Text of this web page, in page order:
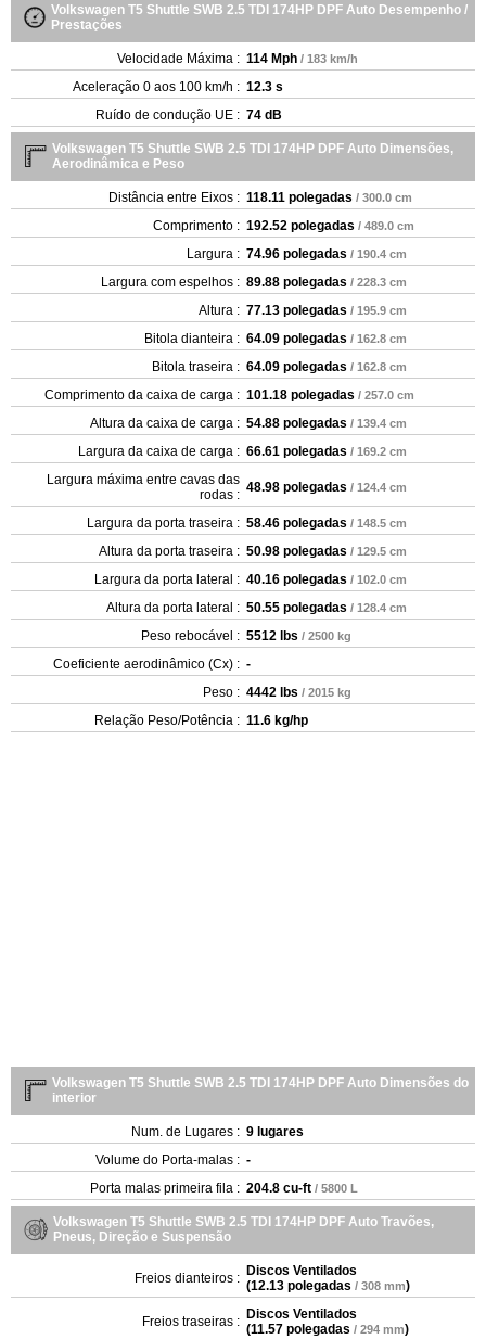
Volkswagen T5 Shuttle SWB 2.5 TDI 174HP DPF Auto Desempenho /
Prestações
Velocidade Máxima : 114 Mph / 183 km/h
Aceleração 0 aos 100 km/h : 12.3 s
Ruído de condução UE : 74 dB
Volkswagen T5 Shuttle SWB 2.5 TDI 174HP DPF Auto Dimensões,
Aerodinâmica e Peso
Distância entre Eixos : 118.11 polegadas / 300.0 cm
Comprimento : 192.52 polegadas / 489.0 cm
Largura : 74.96 polegadas / 190.4 cm
Largura com espelhos : 89.88 polegadas / 228.3 cm
Altura : 77.13 polegadas / 195.9 cm
Bitola dianteira : 64.09 polegadas / 162.8 cm
Bitola traseira : 64.09 polegadas / 162.8 cm
Comprimento da caixa de carga : 101.18 polegadas / 257.0 cm
Altura da caixa de carga : 54.88 polegadas / 139.4 cm
Largura da caixa de carga : 66.61 polegadas / 169.2 cm
Largura máxima entre cavas das
rodas : 48.98 polegadas / 124.4 cm
Largura da porta traseira : 58.46 polegadas / 148.5 cm
Altura da porta traseira : 50.98 polegadas / 129.5 cm
Largura da porta lateral : 40.16 polegadas / 102.0 cm
Altura da porta lateral : 50.55 polegadas / 128.4 cm
Peso rebocável : 5512 lbs / 2500 kg
Coeficiente aerodinâmico (Cx) : -
Peso : 4442 lbs / 2015 kg
Relação Peso/Potência : 11.6 kg/hp
Volkswagen T5 Shuttle SWB 2.5 TDI 174HP DPF Auto Dimensões do
interior
Num. de Lugares : 9 lugares
Volume do Porta-malas : -
Porta malas primeira fila : 204.8 cu-ft / 5800 L
Volkswagen T5 Shuttle SWB 2.5 TDI 174HP DPF Auto Travões,
Pneus, Direção e Suspensão
Freios dianteiros : Discos Ventilados
(12.13 polegadas / 308 mm)
Freios traseiras : Discos Ventilados
(11.57 polegadas / 294 mm)